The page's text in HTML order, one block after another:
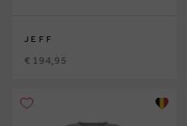
JEFF
€ 194,95